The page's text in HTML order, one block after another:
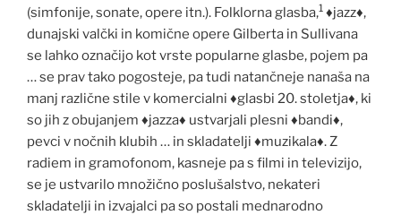
(simfonije, sonate, opere itn.). Folklorna glasba,1 ♦jazz♦,
dunajski valčki in komične opere Gilberta in Sullivana
se lahko označijo kot vrste popularne glasbe, pojem pa
… se prav tako pogosteje, pa tudi natančneje nanaša na
manj različne stile v komercialni ♦glasbi 20. stoletja♦, ki
so jih z obujanjem ♦jazza♦ ustvarjali plesni ♦bandi♦,
pevci v nočnih klubih … in skladatelji ♦muzikala♦. Z
radiem in gramofonom, kasneje pa s filmi in televizijo,
se je ustvarilo množično poslušalstvo, nekateri
skladatelji in izvajalci pa so postali mednarodno